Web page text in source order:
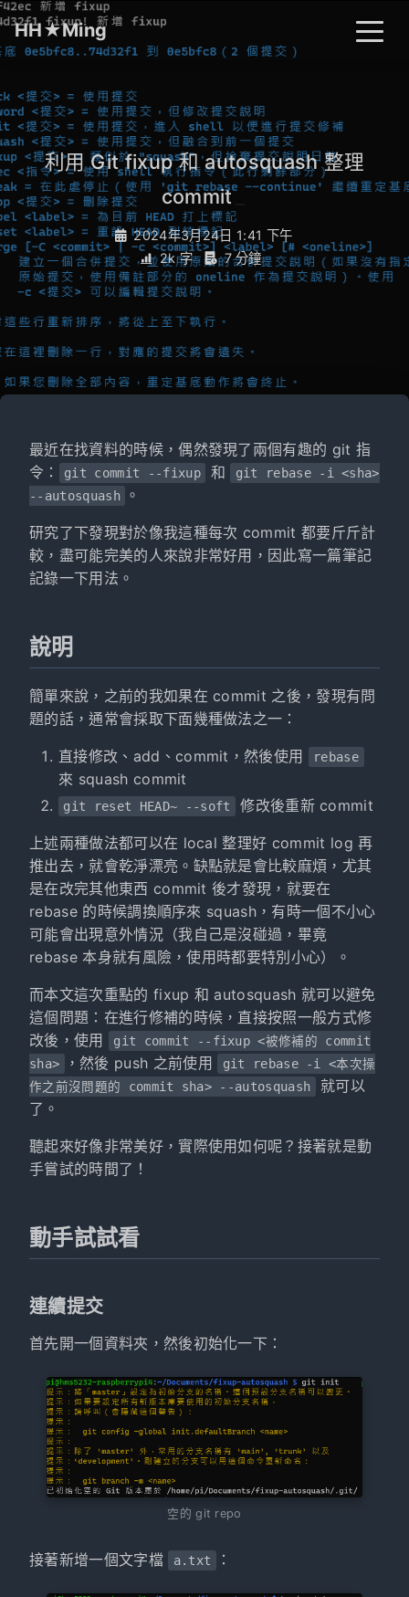
HH★Ming
首頁 文章
標籤 關於
開燈
利用 Git fixup 和 autosquash 整理
commit_
2024年3月24日 1:41 下午
2k 字
7 分鐘
最近在找資料的時候，偶然發現了兩個有趣的 git 指
令：
git commit --fixup 和
git rebase -i <sha>
--autosquash
。
研究了下發現對於像我這種每次 commit 都要斤斤計
較，盡可能完美的人來說非常好用，因此寫一篇筆記
記錄一下用法。
說明
簡單來說，之前的我如果在 commit 之後，發現有問
題的話，通常會採取下面幾種做法之一：
直接修改、add、commit，然後使用 rebase
來 squash commit
git reset HEAD~ --soft 修改後重新 commit
上述兩種做法都可以在 local 整理好 commit log 再
推出去，就會乾淨漂亮。缺點就是會比較麻煩，尤其
是在改完其他東西 commit 後才發現，就要在
rebase 的時候調換順序來 squash，有時一個不小心
可能會出現意外情況（我自己是沒碰過，畢竟
rebase 本身就有風險，使用時都要特別小心）。
而本文這次重點的 fixup 和 autosquash 就可以避免
這個問題：在進行修補的時候，直接按照一般方式修
改後，使用
git commit --fixup <被修補的 commit
sha>
，然後 push 之前使用
git rebase -i <本次操
作之前沒問題的 commit sha> --autosquash
就可以
了。
聽起來好像非常美好，實際使用如何呢？接著就是動
手嘗試的時間了！
動手試試看
連續提交
首先開一個資料夾，然後初始化一下：
空的 git repo
接著新增一個文字檔 a.txt ：